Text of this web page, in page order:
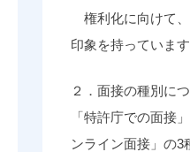
権利化に向けて
印象を持っています
２．面接の種別に
「特許庁での面接
ンライン面接」の3